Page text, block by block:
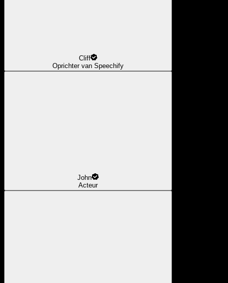
Cliff
Oprichter van Speechify
John
Acteur